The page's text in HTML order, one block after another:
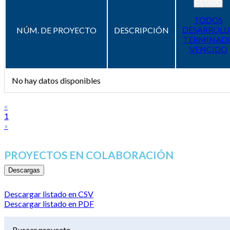
NÚM. DE PROYECTO DESCRIPCIÓN
TODOS
VENCIDO
No hay datos disponibles
«
1
»
PROYECTOS EN COLABORACIÓN
Descargas
Descargar listado en CSV
Descargar listado en PDF